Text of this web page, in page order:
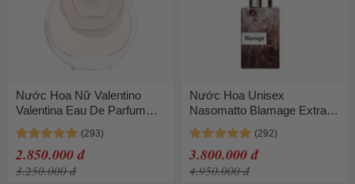
Nước Hoa Nữ Valentino
Valentina Eau De Parfum
80ml
2.850.000 đ
3.250.000 đ
Nước Hoa Unisex
Nasomatto Blamage Extrait
De Parfum 30ml
3.800.000 đ
4.950.000 đ